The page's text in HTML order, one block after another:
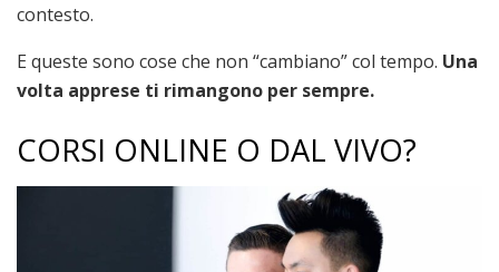
contesto.
E queste sono cose che non “cambiano” col tempo. Una
volta apprese ti rimangono per sempre.
CORSI ONLINE O DAL VIVO?